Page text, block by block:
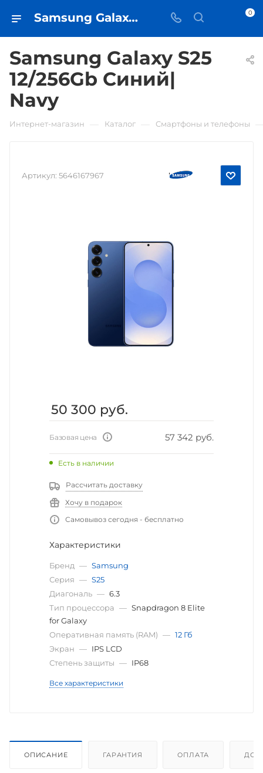
Samsung Galaxy S25 12/256Gb Синий| Navy • купить в Самаре - iЧехол 0
Samsung Galaxy S25
12/256Gb Синий|
Navy
Интернет-магазин Каталог Смартфоны и телефоны
Артикул: 5646167967
50 300 руб.
Базовая цена 57 342 руб.
Есть в наличии
Рассчитать доставку
Хочу в подарок
Самовывоз сегодня - бесплатно
Характеристики
Бренд — Samsung
Серия — S25
Диагональ — 6.3
Тип процессора — Snapdragon 8 Elite
for Galaxy
Оперативная память (RAM) — 12 Гб
Экран — IPS LCD
Степень защиты — IP68
Все характеристики
ОПИСАНИЕ ГАРАНТИЯ ОПЛАТА